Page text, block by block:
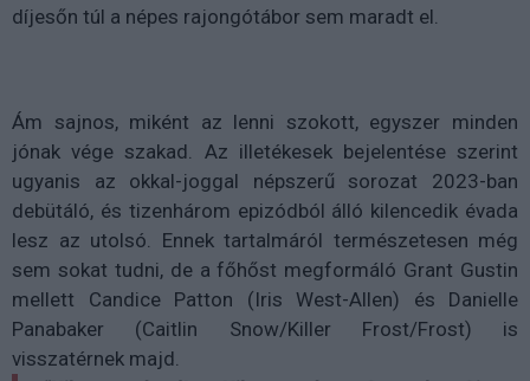
díjesőn túl a népes rajongótábor sem maradt el.
Ám sajnos, miként az lenni szokott, egyszer minden
jónak vége szakad. Az illetékesek bejelentése szerint
ugyanis az okkal-joggal népszerű sorozat 2023-ban
debütáló, és tizenhárom epizódból álló kilencedik évada
lesz az utolsó. Ennek tartalmáról természetesen még
sem sokat tudni, de a főhőst megformáló Grant Gustin
mellett Candice Patton (Iris West-Allen) és Danielle
Panabaker (Caitlin Snow/Killer Frost/Frost) is
visszatérnek majd.